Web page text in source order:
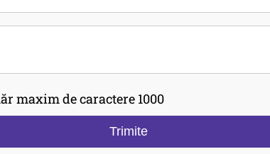
maxim de caractere 1000
Trimite